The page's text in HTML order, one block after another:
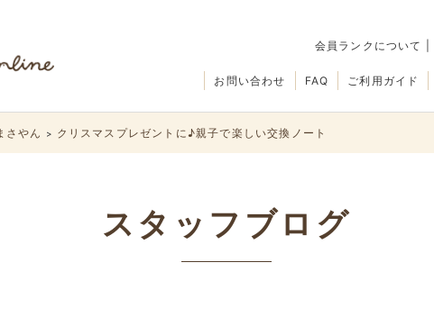
会員ランクについて
ご利用ガイド
FAQ
お問い合わせ
さやん > クリスマスプレゼントに♪親子で楽しい交換ノート
スタッフブログ